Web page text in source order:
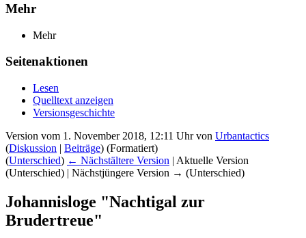
Mehr
Mehr
Seitenaktionen
Lesen
Quelltext anzeigen
Versionsgeschichte
Version vom 1. November 2018, 12:11 Uhr von Urbantactics
(Diskussion | Beiträge) (Formatiert)
(Unterschied) ← Nächstältere Version | Aktuelle Version
(Unterschied) | Nächstjüngere Version → (Unterschied)
Johannisloge "Nachtigal zur
Brudertreue"